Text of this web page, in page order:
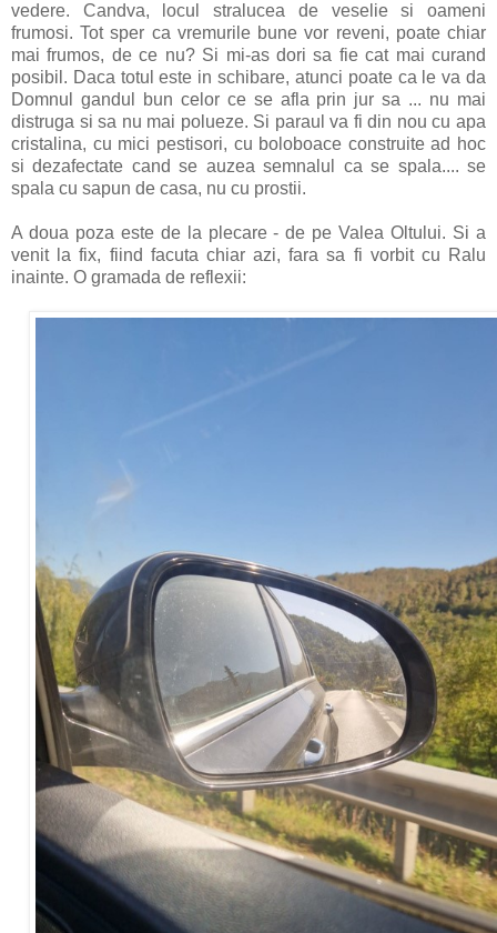
vedere. Candva, locul stralucea de veselie si oameni
frumosi. Tot sper ca vremurile bune vor reveni, poate chiar
mai frumos, de ce nu? Si mi-as dori sa fie cat mai curand
posibil. Daca totul este in schibare, atunci poate ca le va da
Domnul gandul bun celor ce se afla prin jur sa ... nu mai
distruga si sa nu mai polueze. Si paraul va fi din nou cu apa
cristalina, cu mici pestisori, cu boloboace construite ad hoc
si dezafectate cand se auzea semnalul ca se spala.... se
spala cu sapun de casa, nu cu prostii.
A doua poza este de la plecare - de pe Valea Oltului. Si a
venit la fix, fiind facuta chiar azi, fara sa fi vorbit cu Ralu
inainte. O gramada de reflexii: